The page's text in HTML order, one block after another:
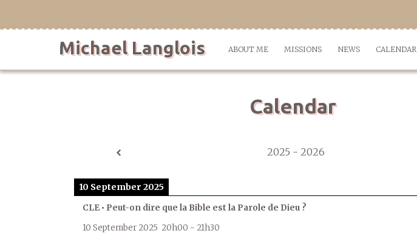
Michael Langlois ABOUT ME MISSIONS NEWS CALENDAR
Calendar
2025 - 2026
10 September 2025
CLE • Peut-on dire que la Bible est la Parole de Dieu ?
10 September 2025 20h00 - 21h30